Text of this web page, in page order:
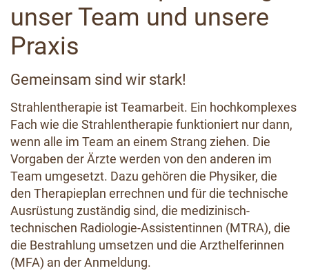
unser Team und unsere
Praxis
Gemeinsam sind wir stark!
Strahlentherapie ist Teamarbeit. Ein hochkomplexes
Fach wie die Strahlentherapie funktioniert nur dann,
wenn alle im Team an einem Strang ziehen. Die
Vorgaben der Ärzte werden von den anderen im
Team umgesetzt. Dazu gehören die Physiker, die
den Therapieplan errechnen und für die technische
Ausrüstung zuständig sind, die medizinisch-
technischen Radiologie-Assistentinnen (MTRA), die
die Bestrahlung umsetzen und die Arzthelferinnen
(MFA) an der Anmeldung.